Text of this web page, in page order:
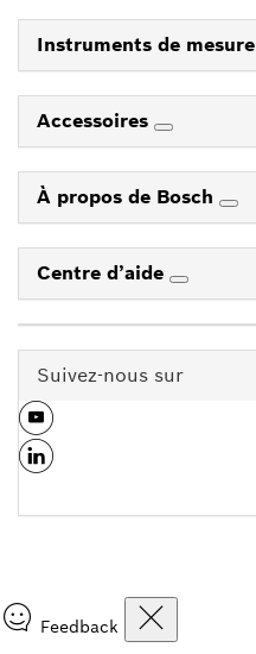
Instruments de mesure
Accessoires
À propos de Bosch
Centre d’aide
Suivez-nous sur
Feedback